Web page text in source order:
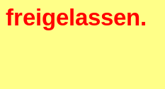
freigelassen.